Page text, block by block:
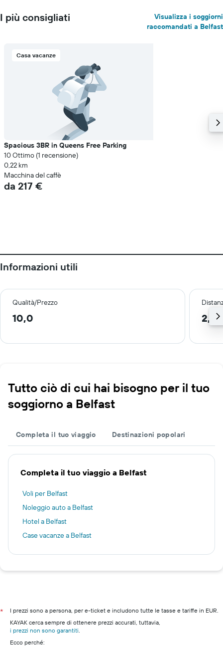
I più consigliati
Visualizza i soggiorni
raccomandati a Belfast
Casa vacanze
Spacious 3BR in Queens Free Parking
10 Ottimo (1 recensione)
0,22 km
Macchina del caffè
da 217 €
Informazioni utili
Qualità/Prezzo
10,0 2,0
Tutto ciò di cui hai bisogno per il tuo
soggiorno a Belfast
Completa il tuo viaggio Destinazioni popolari
Completa il tuo viaggio a Belfast
Voli per Belfast
Noleggio auto a Belfast
Hotel a Belfast
Case vacanze a Belfast
*
I prezzi sono a persona, per e-ticket e includono tutte le tasse e tariffe in EUR.
KAYAK cerca sempre di ottenere prezzi accurati, tuttavia,
i prezzi non sono garantiti.
Ecco perché: